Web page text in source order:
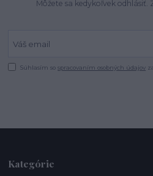
Môžete sa kedykoľvek odhlásiť.
Súhlasím sospracovaním osobných údajov
Kategórie